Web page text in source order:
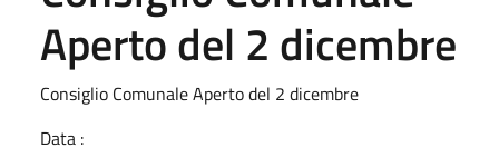
Aperto del 2 dicembre
Consiglio Comunale Aperto del 2 dicembre
Data :